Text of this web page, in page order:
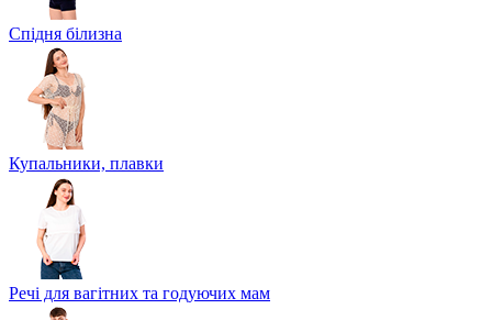
Спідня білизна
Купальники, плавки
Речі для вагітних та годуючих мам